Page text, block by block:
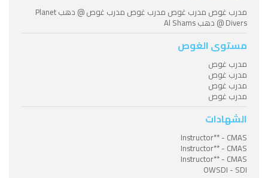
مدرب غوص مدرب غوص مدرب غوص مدرب غوص @ دهب Planet
Divers @ دهب Al Shams
مستوى الغوص
مدرب غوص
مدرب غوص
مدرب غوص
مدرب غوص
الشهادات
Instructor** - CMAS
Instructor** - CMAS
Instructor** - CMAS
OWSDI - SDI